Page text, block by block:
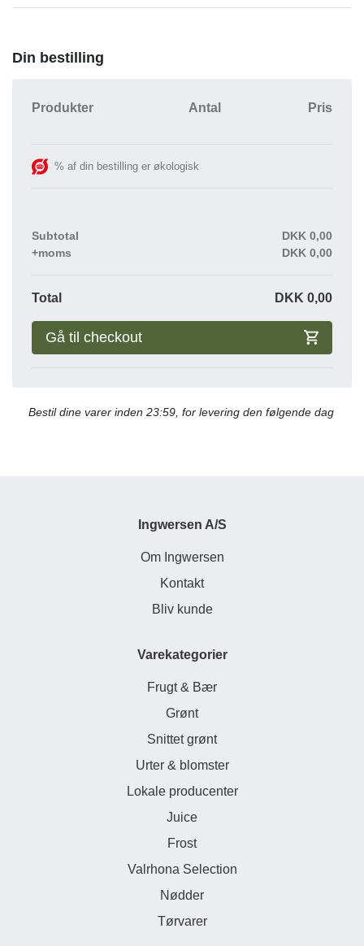
Din bestilling
Produkter Antal Pris
% af din bestilling er økologisk
Subtotal DKK 0,00
+moms
DKK 0,00
Total DKK 0,00
Gå til checkout
Bestil dine varer inden 23:59, for levering den følgende dag
Ingwersen A/S
Om Ingwersen
Kontakt
Bliv kunde
Varekategorier
Frugt & Bær
Grønt
Snittet grønt
Urter & blomster
Lokale producenter
Juice
Frost
Valrhona Selection
Nødder
Tørvarer